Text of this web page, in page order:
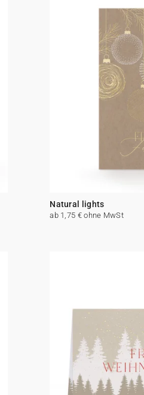
Natural lights
ab 1,75 € ohne MwSt